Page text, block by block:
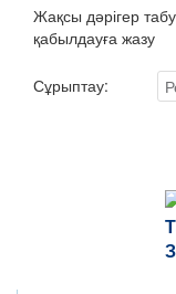
Жақсы дәрігер
қабылдауға жазу
Сұрыптау: